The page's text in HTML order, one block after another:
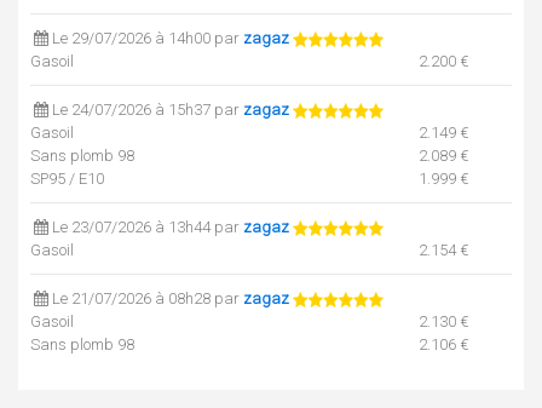
Le 29/07/2026 à 14h00 par zagaz
Gasoil
2.200 €
Le 24/07/2026 à 15h37 par zagaz
Gasoil
2.149 €
Sans plomb 98
2.089 €
SP95 / E10
1.999 €
Le 23/07/2026 à 13h44 par zagaz
Gasoil
2.154 €
Le 21/07/2026 à 08h28 par zagaz
Gasoil
2.130 €
Sans plomb 98
2.106 €